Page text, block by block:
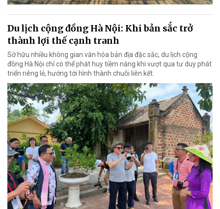
Du lịch cộng đồng Hà Nội: Khi bản sắc trở
thành lợi thế cạnh tranh
Sở hữu nhiều không gian văn hóa bản địa đặc sắc, du lịch cộng
đồng Hà Nội chỉ có thể phát huy tiềm năng khi vượt qua tư duy phát
triển riêng lẻ, hướng tới hình thành chuỗi liên kết.